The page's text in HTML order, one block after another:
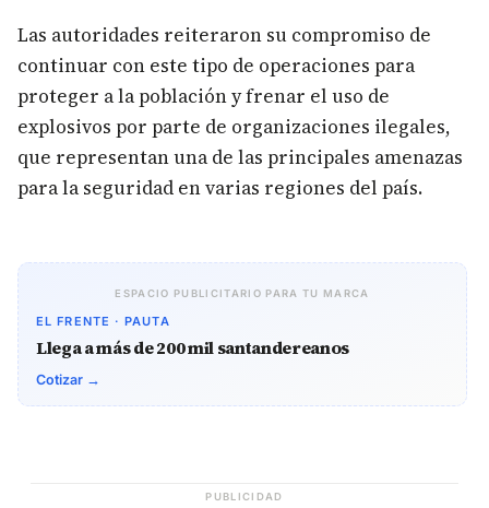
Las autoridades reiteraron su compromiso de
continuar con este tipo de operaciones para
proteger a la población y frenar el uso de
explosivos por parte de organizaciones ilegales,
que representan una de las principales amenazas
para la seguridad en varias regiones del país.
ESPACIO PUBLICITARIO PARA TU MARCA
EL FRENTE · PAUTA
Llega a más de 200 mil santandereanos
Cotizar →
PUBLICIDAD